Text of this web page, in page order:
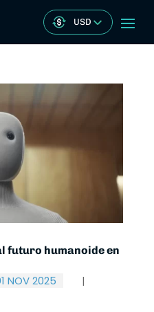
USD
futuro humanoide en
NOV 2025
|